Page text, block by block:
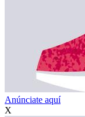
Anúnciate aquí
X